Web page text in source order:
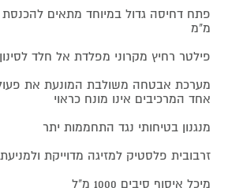
מ"מ
פילטר רחיץ מקרוני מפלדת אל חלד
מערכת אבטחה משולבת המונעת את
אחד המרכיבים אינו מונח כראוי
מנגנון בטיחותי נגד התחממות יתר
זרבובית פלסטיק למזיגה מדוייקת
מיכל איסוף סיבים 1000 מ"ל